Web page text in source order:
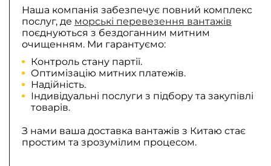
Наша компанія забезпечує повний комплекс
послуг, де морські перевезення вантажів
поєднуються з бездоганним митним
очищенням. Ми гарантуємо:
Контроль стану партії.
Оптимізацію митних платежів.
Надійність.
Індивідуальні послуги з підбору та закупівлі
товарів.
З нами ваша доставка вантажів з Китаю стає
простим та зрозумілим процесом.